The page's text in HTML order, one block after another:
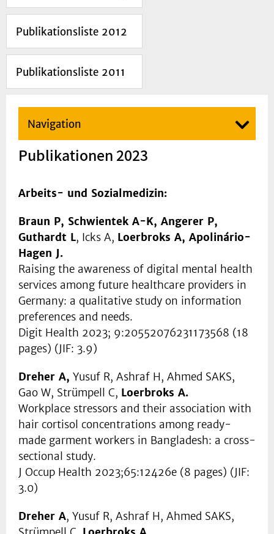
Publikationsliste 2012
Publikationsliste 2011
Navigation
Publikationen 2023
Arbeits- und Sozialmedizin:
Braun P, Schwientek A-K, Angerer P,
Guthardt L, Icks A, Loerbroks A, Apolinário-
Hagen J.
Raising the awareness of digital mental health
services among future healthcare providers in
Germany: a qualitative study on information
preferences and needs.
Digit Health 2023; 9:20552076231173568 (18
pages) (JIF: 3.9)
Dreher A, Yusuf R, Ashraf H, Ahmed SAKS,
Gao W, Strümpell C, Loerbroks A.
Workplace stressors and their association with
hair cortisol concentrations among ready-
made garment workers in Bangladesh: a cross-
sectional study.
J Occup Health 2023;65:12426e (8 pages) (JIF:
3.0)
Dreher A, Yusuf R, Ashraf H, Ahmed SAKS,